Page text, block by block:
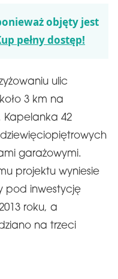
objęty jest
pełny dostęp!
ulic
3 km na
Kapelanka 42
garażowymi.
projektu wyniesie
pod inwestycję
roku, a
na trzeci